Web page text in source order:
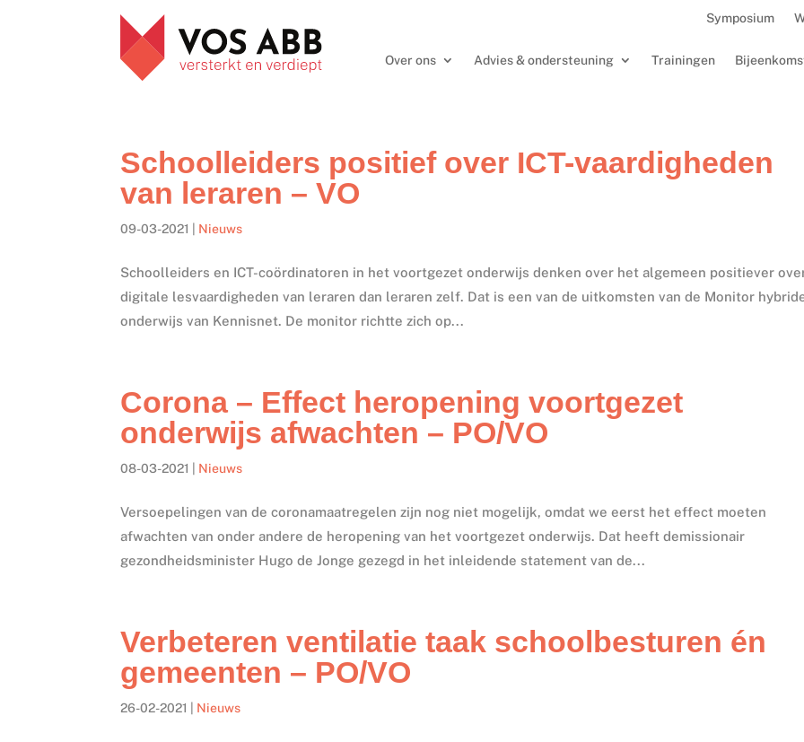
Symposium
Over ons Advies & ondersteuning Trainingen
Schoolleiders positief over ICT-vaardigheden
van leraren – VO
09-03-2021 Nieuws
Schoolleiders en ICT-coördinatoren in het voortgezet onderwijs denken over het algemeen positiever
digitale lesvaardigheden van leraren dan leraren zelf. Dat is een van de uitkomsten van de Monitor
onderwijs van Kennisnet. De monitor richtte zich op...
Corona – Effect heropening voortgezet
onderwijs afwachten – PO/VO
08-03-2021 Nieuws
Versoepelingen van de coronamaatregelen zijn nog niet mogelijk, omdat we eerst het effect moeten
afwachten van onder andere de heropening van het voortgezet onderwijs. Dat heeft demissionair
gezondheidsminister Hugo de Jonge gezegd in het inleidende statement van de...
Verbeteren ventilatie taak schoolbesturen én
gemeenten – PO/VO
26-02-2021 Nieuws